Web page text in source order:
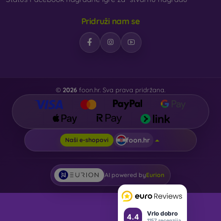
4.4 Vrlo dobro
Pridruži nam se
© 2026 foon.hr. Sva prava pridržana.
Naši e-shopovi foon.hr
AI powered byEurion